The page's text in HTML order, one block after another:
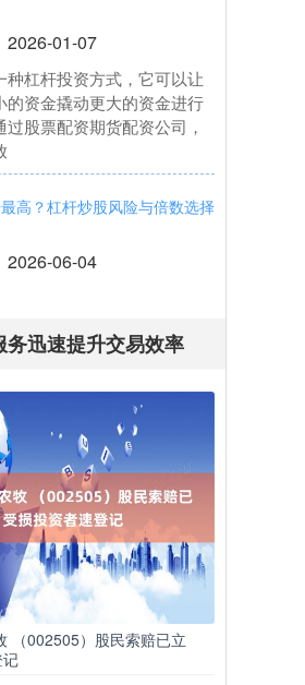
杠杆投资方式，它可以让
的资金撬动更大的资金进行
过股票配资期货配资公司，
高？杠杆炒股风险与倍数选择
短线股票配资，杠杆交易
油期货配资平台：开启财富
2025-06-12
台为投资者提供了杠杆化
台配资炒股，使他们能够以
动更大的收益。通过利用这
迅速提升交易效率
（002505）股民索赔已立